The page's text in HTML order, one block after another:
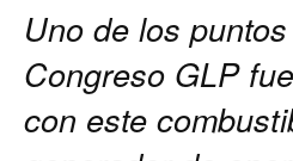
Uno de los
Congreso GLP
con este